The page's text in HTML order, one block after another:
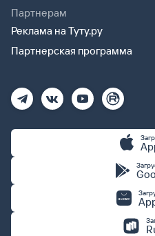
Партнерам
Реклама на Туту.ру
Партнерская программа